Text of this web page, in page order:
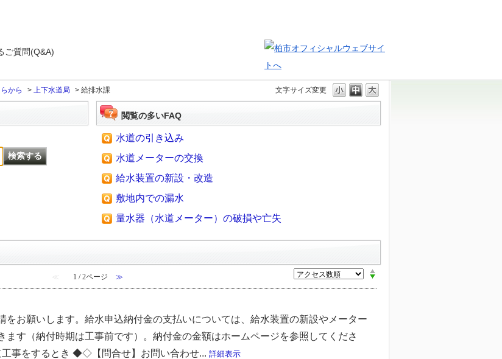
文字サイズ変更
から > 上下水道局 > 給排水課
閲覧の多いFAQ
水道の引き込み
水道メーターの交換
給水装置の新設・改造
敷地内での漏水
量水器（水道メーター）の破損や亡失
≪ 1 / 2ページ ≫
をお願いします。給水申込納付金の支払いについては、給水装置の新設やメーター
す（納付時期は工事前です）。納付金の金額はホームページを参照してくださ
事をするとき ◆◇【問合せ】お問い合わせ... 詳細表示